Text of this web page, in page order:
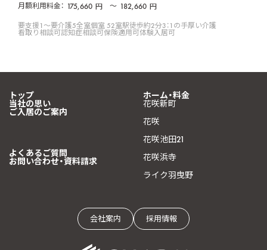
月額利用料金： 175,660 円 〜 182,660 円
要支援1〜要介護5全室個室 52室駅徒歩約2分3：1の手厚い介護
看取り相談可認知症相談可保険適用可体験入居可
トップ
当社の思い
ご入居のご案内
ホーム・料金
花咲新町
花咲
花咲池田21
花咲浜寺
ライク羽曳野
よくあるご質問
お問い合わせ・資料請求
会社案内 採用情報